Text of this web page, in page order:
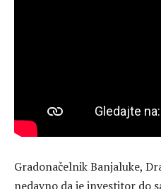
Gradonačelnik Banjaluke,
nedavno da je investitor do